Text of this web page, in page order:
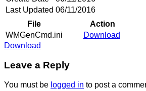
Last Updated 06/11/2016
File
Action
WMGenCmd.ini
Download
Download
Leave a Reply
You must be logged in to post a